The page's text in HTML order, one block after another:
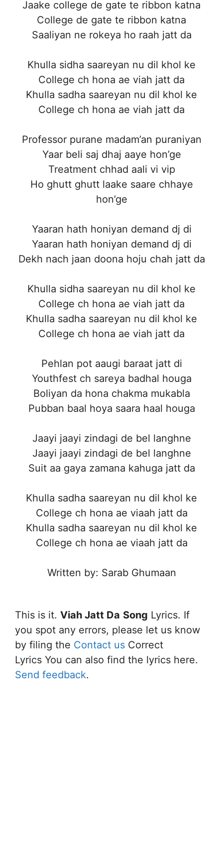
Jaake college de gate te ribbon katna
College de gate te ribbon katna
Saaliyan ne rokeya ho raah jatt da
Khulla sidha saareyan nu dil khol ke
College ch hona ae viah jatt da
Khulla sadha saareyan nu dil khol ke
College ch hona ae viah jatt da
Professor purane madam’an puraniyan
Yaar beli saj dhaj aaye hon’ge
Treatment chhad aali vi vip
Ho ghutt ghutt laake saare chhaye
hon’ge
Yaaran hath honiyan demand dj di
Yaaran hath honiyan demand dj di
Dekh nach jaan doona hoju chah jatt da
Khulla sidha saareyan nu dil khol ke
College ch hona ae viah jatt da
Khulla sadha saareyan nu dil khol ke
College ch hona ae viah jatt da
Pehlan pot aaugi baraat jatt di
Youthfest ch sareya badhal houga
Boliyan da hona chakma mukabla
Pubban baal hoya saara haal houga
Jaayi jaayi zindagi de bel langhne
Jaayi jaayi zindagi de bel langhne
Suit aa gaya zamana kahuga jatt da
Khulla sadha saareyan nu dil khol ke
College ch hona ae viaah jatt da
Khulla sadha saareyan nu dil khol ke
College ch hona ae viaah jatt da
Written by: Sarab Ghumaan
This is it. Viah Jatt Da Song Lyrics. If
you spot any errors, please let us know
by filing the Contact us Correct
Lyrics You can also find the lyrics here.
Send feedback.